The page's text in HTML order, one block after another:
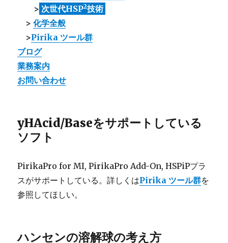
> 次世代HSP2技術
>化学全般
>Pirika ツール群
ブログ
業務案内
お問い合わせ
yHAcid/Baseをサポートしている
ソフト
PirikaPro for MI, PirikaPro Add-On, HSPiPプラ
スがサポートしている。詳しくはPirika ツール群を
参照してほしい。
ハンセンの溶解球の考え方